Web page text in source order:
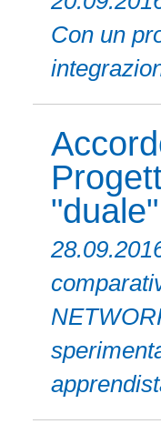
Con un
"duale"